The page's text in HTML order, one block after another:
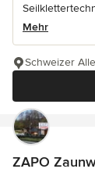
Mehr
Schweizer
ZAPO